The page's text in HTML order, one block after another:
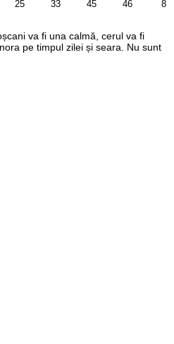
25
33
45
46
8
va fi una calmă, cerul va fi
pe timpul zilei și seara. Nu sunt